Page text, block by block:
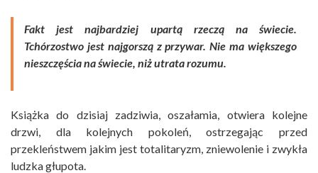
Fakt jest najbardziej upartą rzeczą na świecie.
Tchórzostwo jest najgorszą z przywar. Nie ma większego
nieszczęścia na świecie, niż utrata rozumu.
Książka do dzisiaj zadziwia, oszałamia, otwiera kolejne
drzwi, dla kolejnych pokoleń, ostrzegając przed
przekleństwem jakim jest totalitaryzm, zniewolenie i zwykła
ludzka głupota.